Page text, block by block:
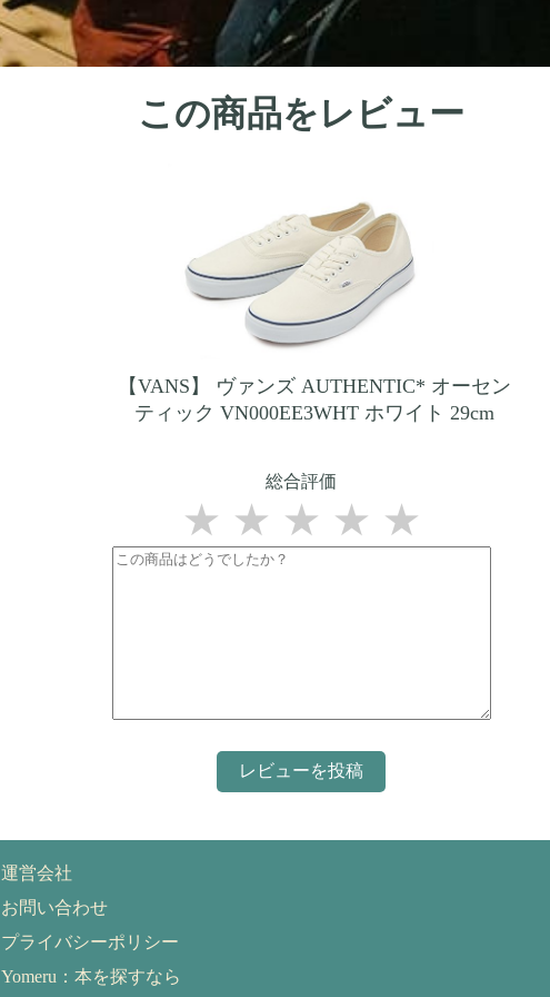
この商品をレビュー
【VANS】 ヴァンズ AUTHENTIC* オーセン
ティック VN000EE3WHT ホワイト 29cm
総合評価
★
★
★
★
★
運営会社
お問い合わせ
プライバシーポリシー
Yomeru：本を探すなら